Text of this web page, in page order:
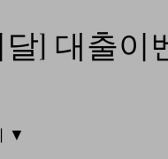
] 대출이
▼